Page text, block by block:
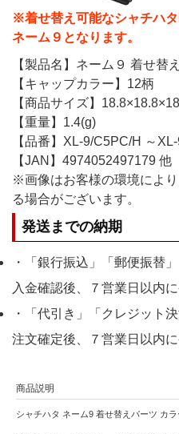
※着せ替え可能なシャチハタ
ネーム９となります。
【製品名】ネーム９ 着せ替
【キャップカラー】12柄
【商品サイズ】
【重量】1.4(g)
【品番】XL-9/C5PC/H ～
【JAN】4974052497179 他
※画像はお客様の環境によ
る場合がございます。
発送までの納期
・「銀行振込」「郵便振替
入金確認後、７営業日以内
・「代引き」「クレジット
注文確定後、７営業日以内
商品説明
シャチハタ ネーム9 着せ替えパーツ カ